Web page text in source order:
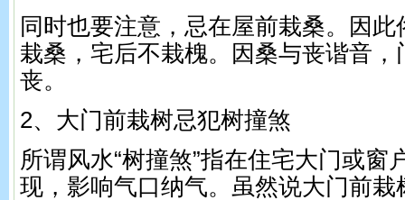
同时也要注意，忌在屋前栽桑。因
栽桑，宅后不栽槐。因桑与丧谐音，
丧。
2、大门前栽树忌犯树撞煞
所谓风水“树撞煞”指在住宅大门或窗
现，影响气口纳气。虽然说大门前栽